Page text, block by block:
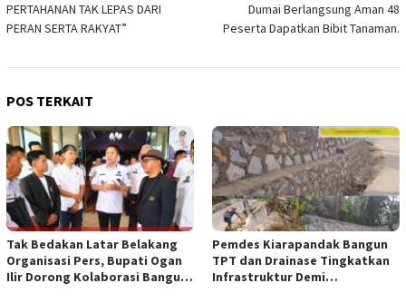
PERTAHANAN TAK LEPAS DARI
PERAN SERTA RAKYAT”
Dumai Berlangsung Aman 48
Peserta Dapatkan Bibit Tanaman.
POS TERKAIT
Tak Bedakan Latar Belakang
Organisasi Pers, Bupati Ogan
Ilir Dorong Kolaborasi Bangun
Pemdes Kiarapandak Bangun
TPT dan Drainase Tingkatkan
Infrastruktur Demi